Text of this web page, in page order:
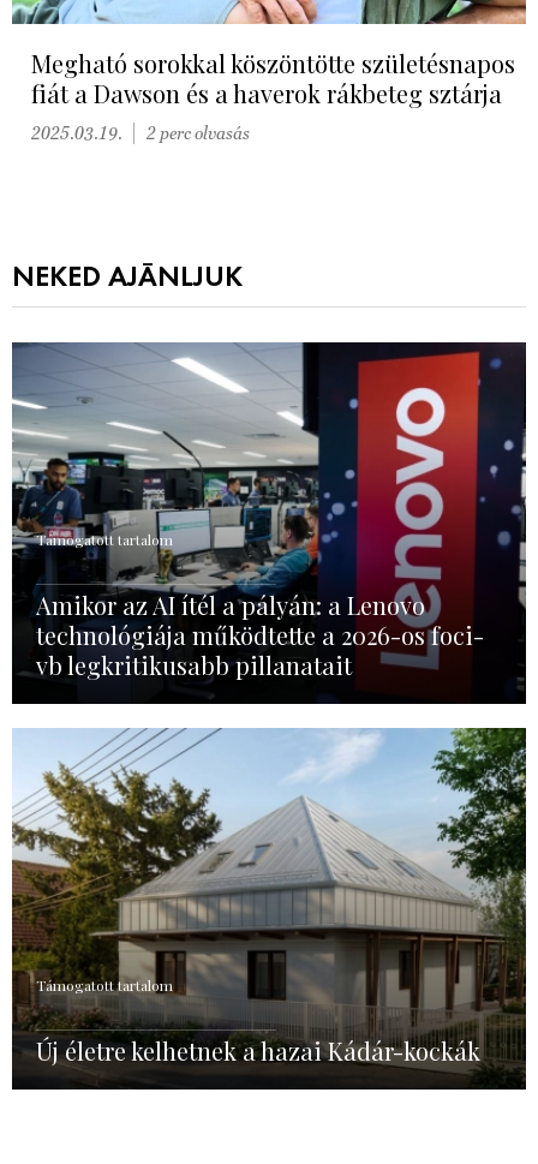
Megható sorokkal köszöntötte születésnapos
fiát a Dawson és a haverok rákbeteg sztárja
2025.03.19. 2 perc olvasás
NEKED AJÁNLJUK
Támogatott tartalom
Amikor az AI ítél a pályán: a Lenovo
technológiája működtette a 2026-os foci-
vb legkritikusabb pillanatait
Támogatott tartalom
Új életre kelhetnek a hazai Kádár-kockák